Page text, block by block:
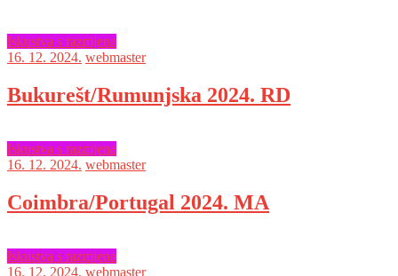
Iskustva s razmjena
16. 12. 2024. webmaster
Bukurešt/Rumunjska 2024. RD
Iskustva s razmjena
16. 12. 2024. webmaster
Coimbra/Portugal 2024. MA
Iskustva s razmjena
16. 12. 2024. webmaster